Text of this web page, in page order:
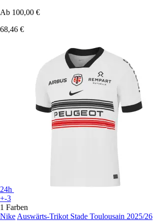
Ab 100,00 €
68,46 €
24h
+-3
1 Farben
Nike Auswärts-Trikot Stade Toulousain 2025/26